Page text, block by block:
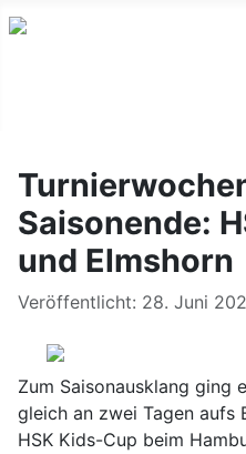
Saisonende:
und Elmshorn
Details
Veröffentlicht: 28. Juni
Zum Saisonausklang ging
gleich an zwei Tagen aufs
HSK Kids-Cup beim